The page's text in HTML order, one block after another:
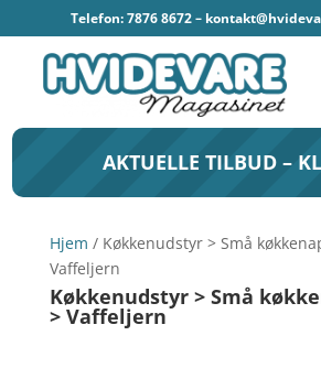
Telefon: 7876 8672 –
AKTUELLE TILBUD –
Hjem / Køkkenudstyr > Små
Vaffeljern
Køkkenudstyr > Små
> Vaffeljern